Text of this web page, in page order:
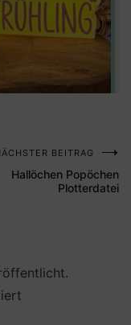
BEITRAG
Hallöchen Popöchen
Plotterdatei